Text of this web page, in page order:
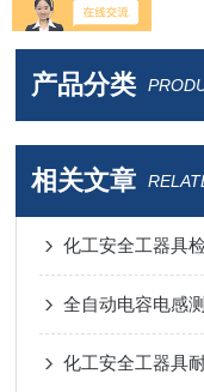
动粘度测定仪
产品分类
相关文章
化工安全工器具